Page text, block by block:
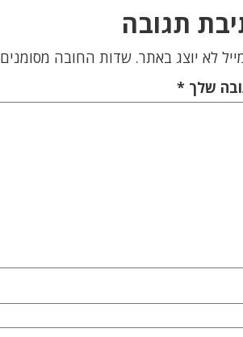
תגובה
לא יוצג באתר. שדות החובה מסומנים
שלך*